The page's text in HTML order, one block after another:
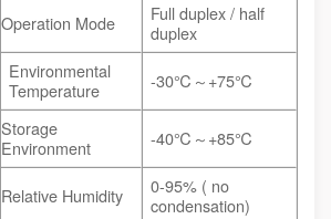
Operation Mode
Full duplex / half
duplex
Environmental
Temperature
-30℃～+75℃
Storage
Environment
-40℃～+85℃
Relative Humidity
0-95% ( no
condensation)